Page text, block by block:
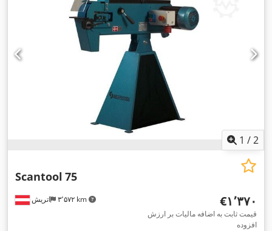
1 /2
اتریش ۳٬۵۷۲ km
Scantool 75
‎€۱٬۳۷۰
قیمت ثابت به اضافه مالیات بر ارزش
افزوده